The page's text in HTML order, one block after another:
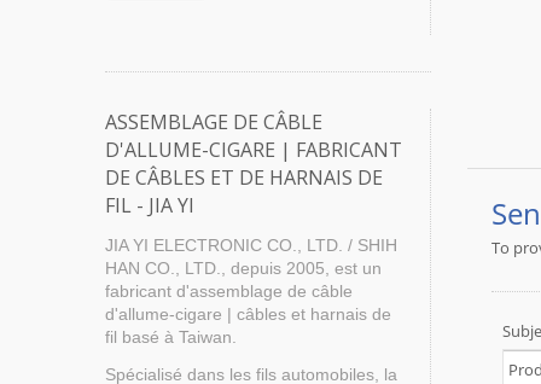
ASSEMBLAGE DE CÂBLE
D'ALLUME-CIGARE | FABRICANT
DE CÂBLES ET DE HARNAIS DE
FIL - JIA YI
JIA YI ELECTRONIC CO., LTD. / SHIH
HAN CO., LTD., depuis 2005, est un
fabricant d'assemblage de câble
d'allume-cigare | câbles et harnais de
fil basé à Taiwan.
Spécialisé dans les fils automobiles, la